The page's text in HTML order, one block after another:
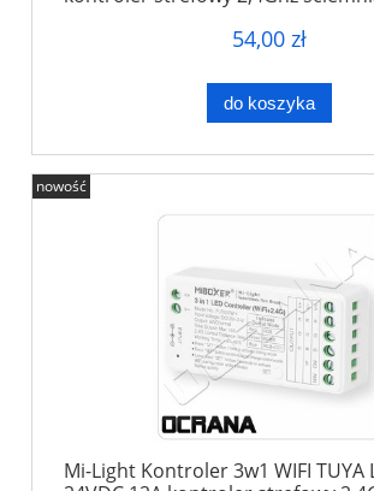
54,00 zł
do koszyka
Mi-Light Kontroler 3w1 WIFI TUYA
nowość